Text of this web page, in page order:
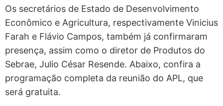
Os secretários de Estado de Desenvolvimento
Econômico e Agricultura, respectivamente Vinicius
Farah e Flávio Campos, também já confirmaram
presença, assim como o diretor de Produtos do
Sebrae, Julio César Resende. Abaixo, confira a
programação completa da reunião do APL, que
será gratuita.